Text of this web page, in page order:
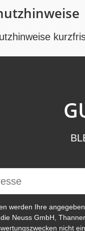
werden Ihre
Neuss GmbH,
nicht